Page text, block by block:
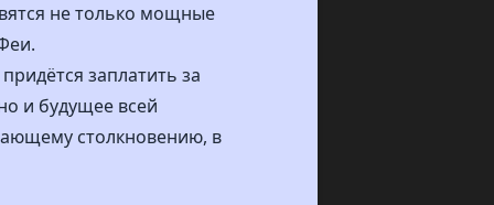
не только мощные
заплатить за
и будущее всей
столкновению, в